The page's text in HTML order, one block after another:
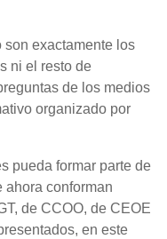
son exactamente los
ni el resto de
de los medios
organizado por
pueda formar parte de
ahora conforman
de CCOO, de CEOE
en este